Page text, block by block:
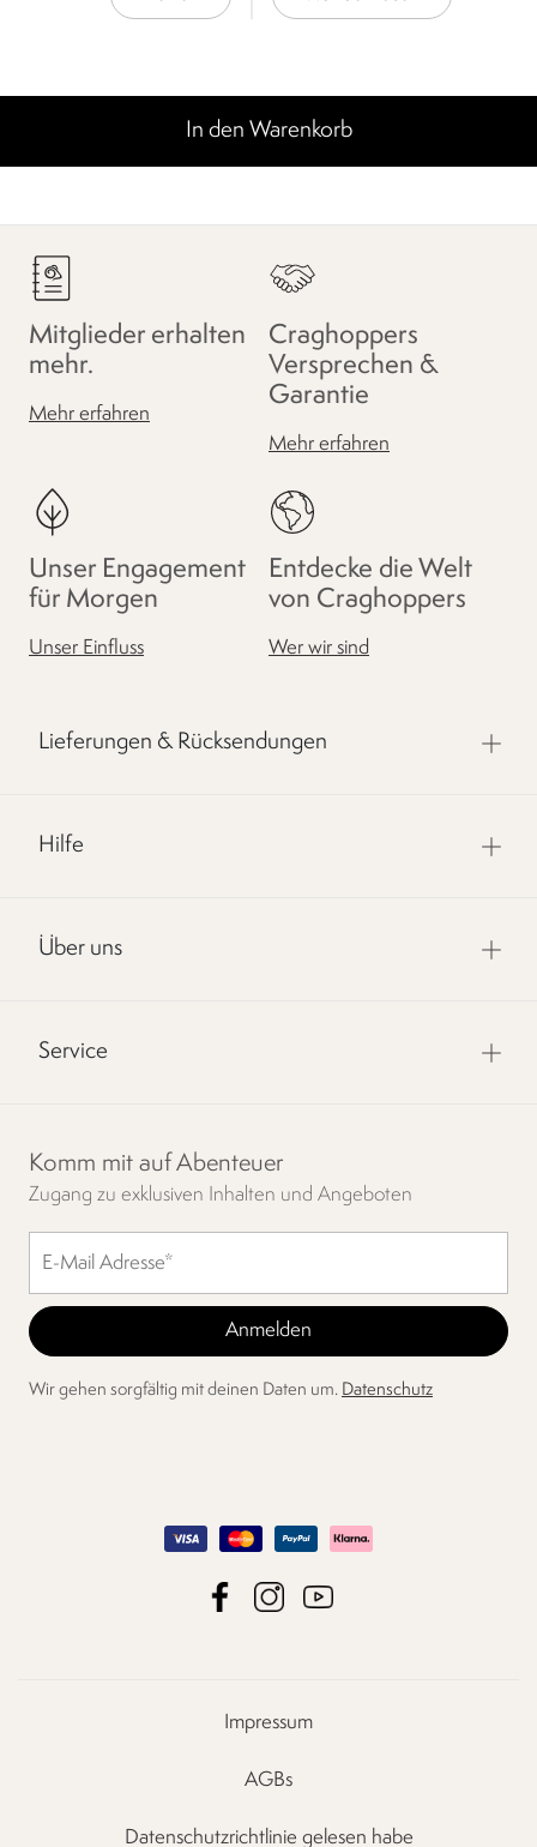
In den Warenkorb
Mitglieder erhalten
mehr.
Mehr erfahren
Craghoppers
Versprechen &
Garantie
Mehr erfahren
Unser Engagement
für Morgen
Unser Einfluss
Entdecke die Welt
von Craghoppers
Wer wir sind
Lieferungen & Rücksendungen
Hilfe
Über uns
Service
Komm mit auf Abenteuer
Zugang zu exklusiven Inhalten und Angeboten
Wir gehen sorgfältig mit deinen Daten um. Datenschutz
Impressum
AGBs
Datenschutzrichtlinie gelesen habe